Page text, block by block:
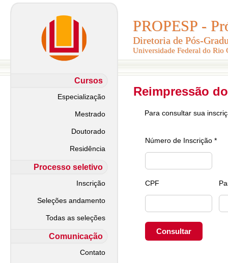
PROPESP -
Diretoria de Pós-
Universidade Federal do Rio
PROPESP -
Diretoria de Pós-
Universidade Federal do Rio
Cursos
Especialização
Mestrado
Doutorado
Residência
Processo seletivo
Inscrição
Seleções andamento
Todas as seleções
Comunicação
Contato
Reimpressão
Para consultar sua
Número de Inscrição *
CPF